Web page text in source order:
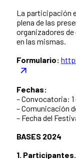
La participación
plena de las
organizadores
en las mismas.
Formulario:
Fechas:
– Convocatoria:
– Comunicación
– Fecha del
BASES 2024
1. Participantes.